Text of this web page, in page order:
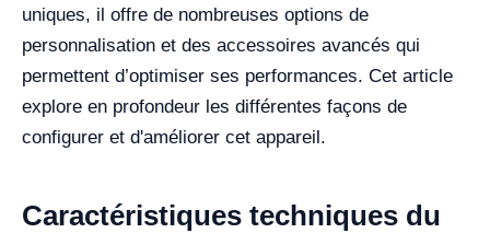
uniques, il offre de nombreuses options de
personnalisation et des accessoires avancés qui
permettent d’optimiser ses performances. Cet article
explore en profondeur les différentes façons de
configurer et d'améliorer cet appareil.
Caractéristiques techniques du